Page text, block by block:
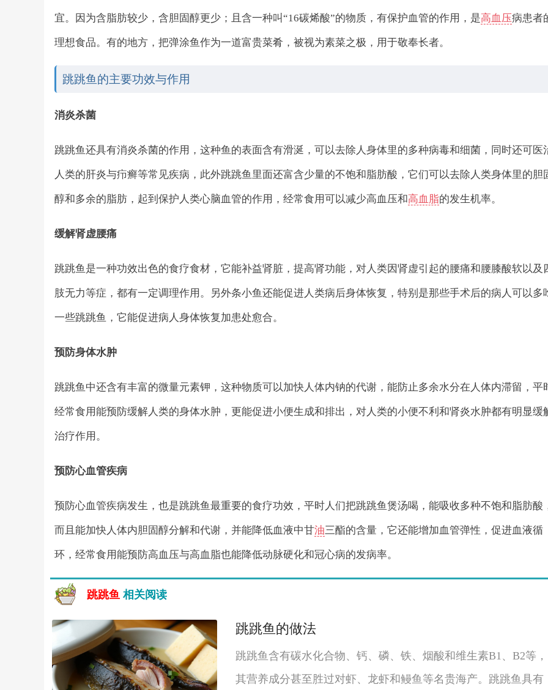
宜。因为含脂肪较少，含胆固醇更少；且含一种叫“16碳烯酸”的物质，有保护血管的作用，是高血压病患者
理想食品。有的地方，把弹涂鱼作为一道富贵菜肴，被视为素菜之极，用于敬奉长者。
跳跳鱼的主要功效与作用
消炎杀菌
跳跳鱼还具有消炎杀菌的作用，这种鱼的表面含有滑涎，可以去除人身体里的多种病毒和细菌，同时还可医
人类的肝炎与疖癣等常见疾病，此外跳跳鱼里面还富含少量的不饱和脂肪酸，它们可以去除人类身体里的胆
醇和多余的脂肪，起到保护人类心脑血管的作用，经常食用可以减少高血压和高血脂的发生机率。
缓解肾虚腰痛
跳跳鱼是一种功效出色的食疗食材，它能补益肾脏，提高肾功能，对人类因肾虚引起的腰痛和腰膝酸软以及
肢无力等症，都有一定调理作用。另外条小鱼还能促进人类病后身体恢复，特别是那些手术后的病人可以多
一些跳跳鱼，它能促进病人身体恢复加患处愈合。
预防身体水肿
跳跳鱼中还含有丰富的微量元素钾，这种物质可以加快人体内钠的代谢，能防止多余水分在人体内滞留，平
经常食用能预防缓解人类的身体水肿，更能促进小便生成和排出，对人类的小便不利和肾炎水肿都有明显缓
治疗作用。
预防心血管疾病
预防心血管疾病发生，也是跳跳鱼最重要的食疗功效，平时人们把跳跳鱼煲汤喝，能吸收多种不饱和脂肪酸
而且能加快人体内胆固醇分解和代谢，并能降低血液中甘油三酯的含量，它还能增加血管弹性，促进血液循
环，经常食用能预防高血压与高血脂也能降低动脉硬化和冠心病的发病率。
跳跳鱼 相关阅读
跳跳鱼的做法
跳跳鱼含有碳水化合物、钙、磷、铁、烟酸和维生素B1、B2等，
其营养成分甚至胜过对虾、龙虾和鳗鱼等名贵海产。跳跳鱼具有